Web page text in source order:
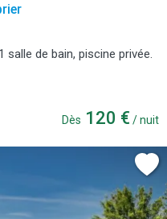
salle de bain, piscine privée.
Dès 120 € / nuit